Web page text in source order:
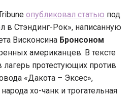
опубликовал статью под
в Стэндинг-Рок», написанную
Висконсина Бронсоном
американцев. В тексте
протестующих против
«Дакота – Эксес»,
хо-чанк и трогательная